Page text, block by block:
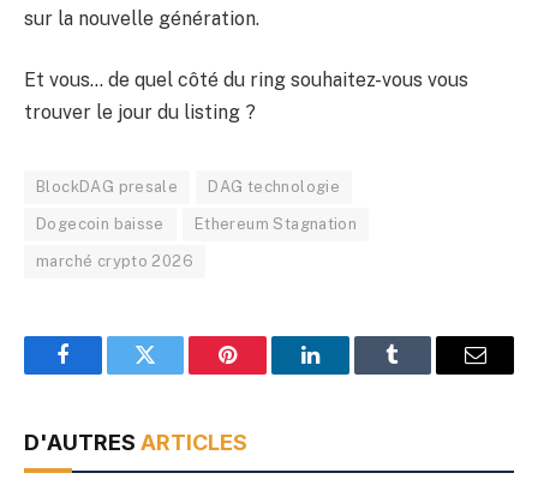
sur la nouvelle génération.
Et vous… de quel côté du ring souhaitez-vous vous
trouver le jour du listing ?
BlockDAG presale DAG technologie
Dogecoin baisse Ethereum Stagnation
marché crypto 2026
FacebookTwitter Pinterest LinkedInTumblr Email
D'AUTRES ARTICLES